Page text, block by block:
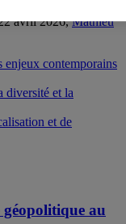
avril 2026,Mathieu
au